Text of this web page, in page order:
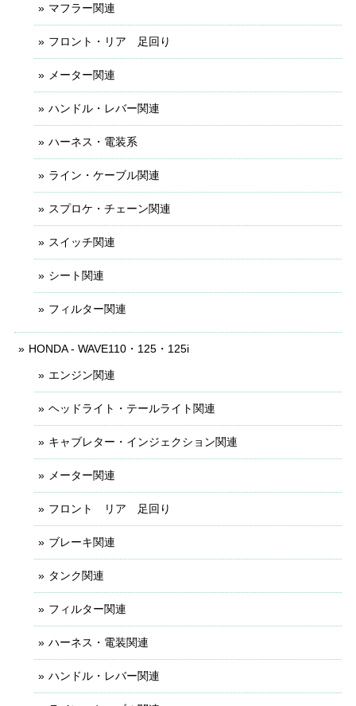
マフラー関連
フロント・リア 足回り
メーター関連
ハンドル・レバー関連
ハーネス・電装系
ライン・ケーブル関連
スプロケ・チェーン関連
スイッチ関連
シート関連
フィルター関連
HONDA - WAVE110・125・125i
エンジン関連
ヘッドライト・テールライト関連
キャブレター・インジェクション関連
メーター関連
フロント リア 足回り
ブレーキ関連
タンク関連
フィルター関連
ハーネス・電装関連
ハンドル・レバー関連